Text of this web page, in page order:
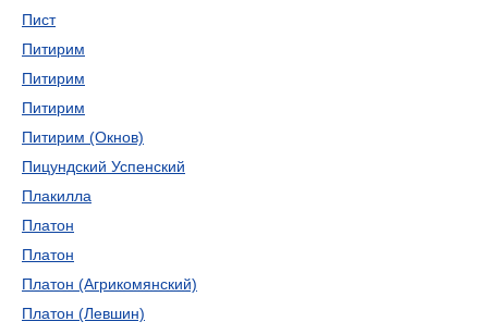
Пист
Питирим
Питирим
Питирим
Питирим (Окнов)
Пицундский Успенский
Плакилла
Платон
Платон
Платон (Агрикомянский)
Платон (Левшин)